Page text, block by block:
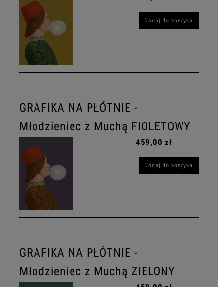
Dodaj do koszyka
GRAFIKA NA PŁÓTNIE -
Młodzieniec z Muchą FIOLETOWY
459,00 zł
Dodaj do koszyka
GRAFIKA NA PŁÓTNIE -
Młodzieniec z Muchą ZIELONY